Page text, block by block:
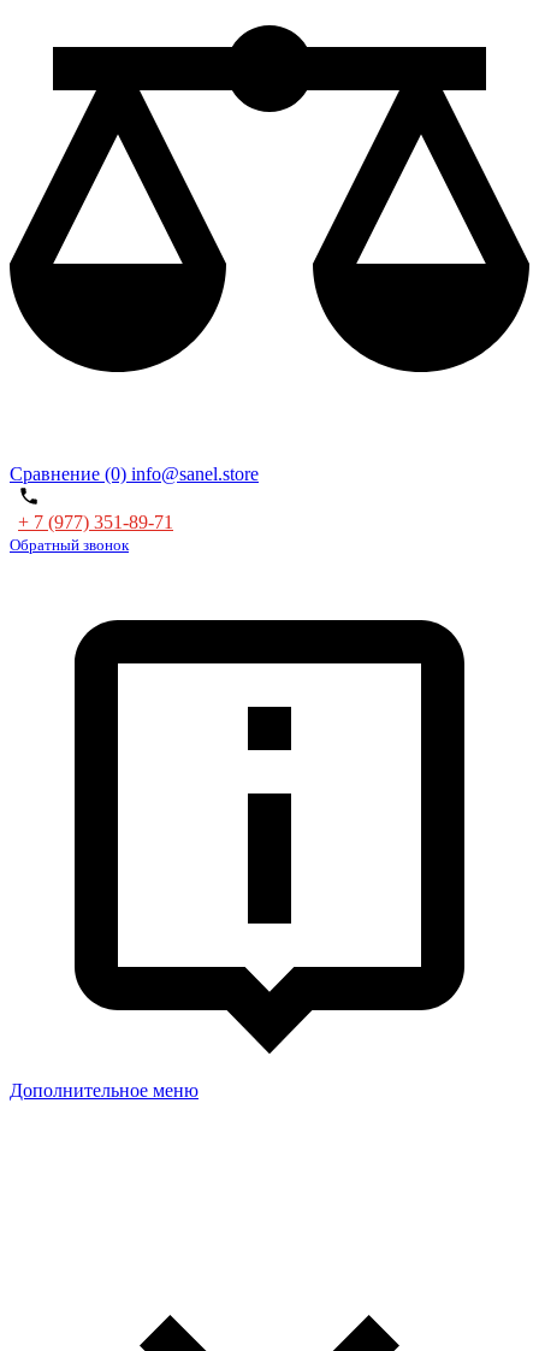
Сравнение (0) info@sanel.store
+ 7 (977) 351-89-71
Обратный звонок
Дополнительное меню